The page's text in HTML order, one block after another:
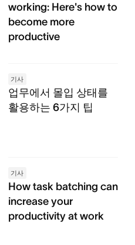
working: Here's how to
become more
productive
기사
업무에서 몰입 상태를
활용하는 6가지 팁
기사
How task batching can
increase your
productivity at work